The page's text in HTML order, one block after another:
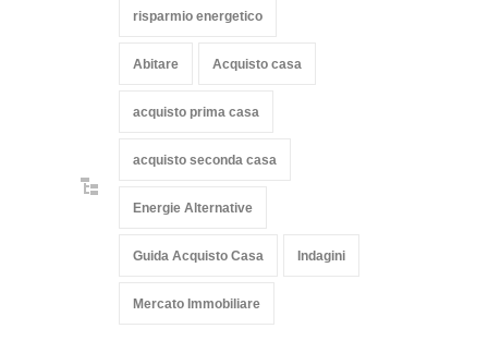
risparmio energetico
Abitare Acquisto casa
acquisto prima casa
acquisto seconda casa
Energie Alternative
Guida Acquisto Casa Indagini
Mercato Immobiliare